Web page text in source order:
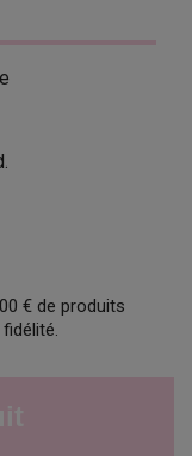
€ de produits